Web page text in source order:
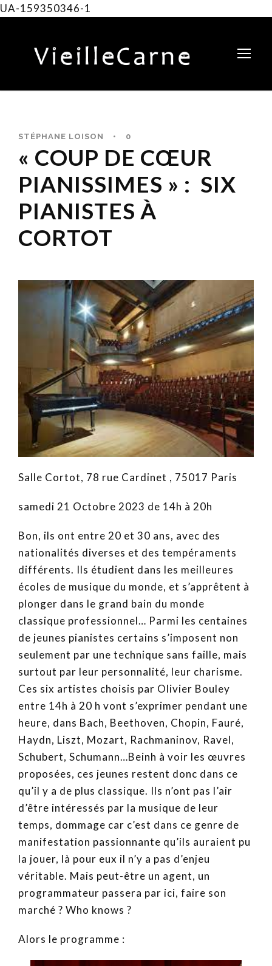
UA-159350346-1
STÉPHANE LOISON • 0
« COUP DE CŒUR
PIANISSIMES » : SIX
PIANISTES À
CORTOT
Salle Cortot, 78 rue Cardinet , 75017 Paris
samedi 21 Octobre 2023 de 14h à 20h
Bon, ils ont entre 20 et 30 ans, avec des
nationalités diverses et des tempéraments
différents. Ils étudient dans les meilleures
écoles de musique du monde, et s’apprêtent à
plonger dans le grand bain du monde
classique professionnel… Parmi les centaines
de jeunes pianistes certains s’imposent non
seulement par une technique sans faille, mais
surtout par leur personnalité, leur charisme.
Ces six artistes choisis par Olivier Bouley
entre 14h à 20 h vont s’exprimer pendant une
heure, dans Bach, Beethoven, Chopin, Fauré,
Haydn, Liszt, Mozart, Rachmaninov, Ravel,
Schubert, Schumann…Beinh à voir les œuvres
proposées, ces jeunes restent donc dans ce
qu’il y a de plus classique. Ils n’ont pas l’air
d’être intéressés par la musique de leur
temps, dommage car c’est dans ce genre de
manifestation passionnante qu’ils auraient pu
la jouer, là pour eux il n’y a pas d’enjeu
véritable. Mais peut-être un agent, un
programmateur passera par ici, faire son
marché ? Who knows ?
Alors le programme :